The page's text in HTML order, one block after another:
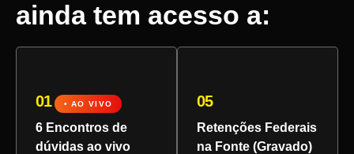
ainda tem acesso a:
01 • AO VIVO
6 Encontros de
dúvidas ao vivo
05
Retenções Federais
na Fonte (Gravado)